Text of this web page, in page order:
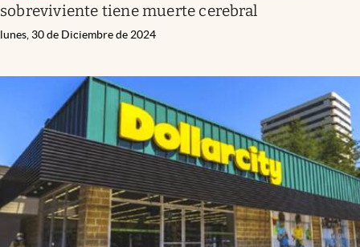
sobreviviente tiene muerte cerebral
lunes, 30 de Diciembre de 2024